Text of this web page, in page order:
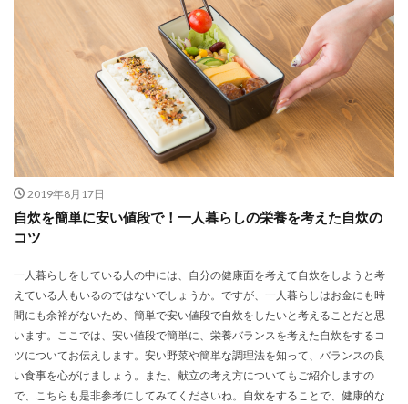
2019年8月17日
自炊を簡単に安い値段で！一人暮らしの栄養を考えた自炊の
コツ
一人暮らしをしている人の中には、自分の健康面を考えて自炊をしようと考
えている人もいるのではないでしょうか。ですが、一人暮らしはお金にも時
間にも余裕がないため、簡単で安い値段で自炊をしたいと考えることだと思
います。ここでは、安い値段で簡単に、栄養バランスを考えた自炊をするコ
ツについてお伝えします。安い野菜や簡単な調理法を知って、バランスの良
い食事を心がけましょう。また、献立の考え方についてもご紹介しますの
で、こちらも是非参考にしてみてくださいね。自炊をすることで、健康的な